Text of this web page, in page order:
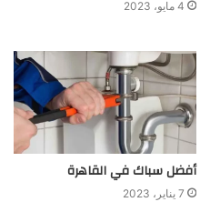
4 مايو، 2023
أفضل سباك في القاهرة
7 يناير، 2023